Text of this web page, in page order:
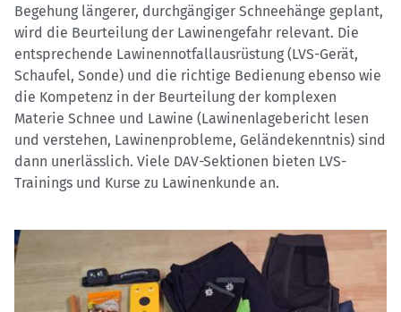
Begehung längerer, durchgängiger Schneehänge geplant,
wird die Beurteilung der Lawinengefahr relevant. Die
entsprechende Lawinennotfallausrüstung (LVS-Gerät,
Schaufel, Sonde) und die richtige Bedienung ebenso wie
die Kompetenz in der Beurteilung der komplexen
Materie Schnee und Lawine (Lawinenlagebericht lesen
und verstehen, Lawinenprobleme, Geländekenntnis) sind
dann unerlässlich. Viele DAV-Sektionen bieten LVS-
Trainings und Kurse zu Lawinenkunde an.